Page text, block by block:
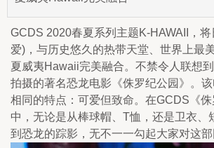
GCDS 2020春夏系列主题K-HAWAII，
爱)，与历史悠久的热带天堂、世界上最
夏威夷Hawaii完美融合。不禁令人联想
拍摄的著名恐龙电影《侏罗纪公园》。
相同的特点：可爱但致命。在GCDS《侏
中，无论是从棒球帽、T恤，还是卫衣、
到恐龙的踪影，无不一一勾起大家对这部